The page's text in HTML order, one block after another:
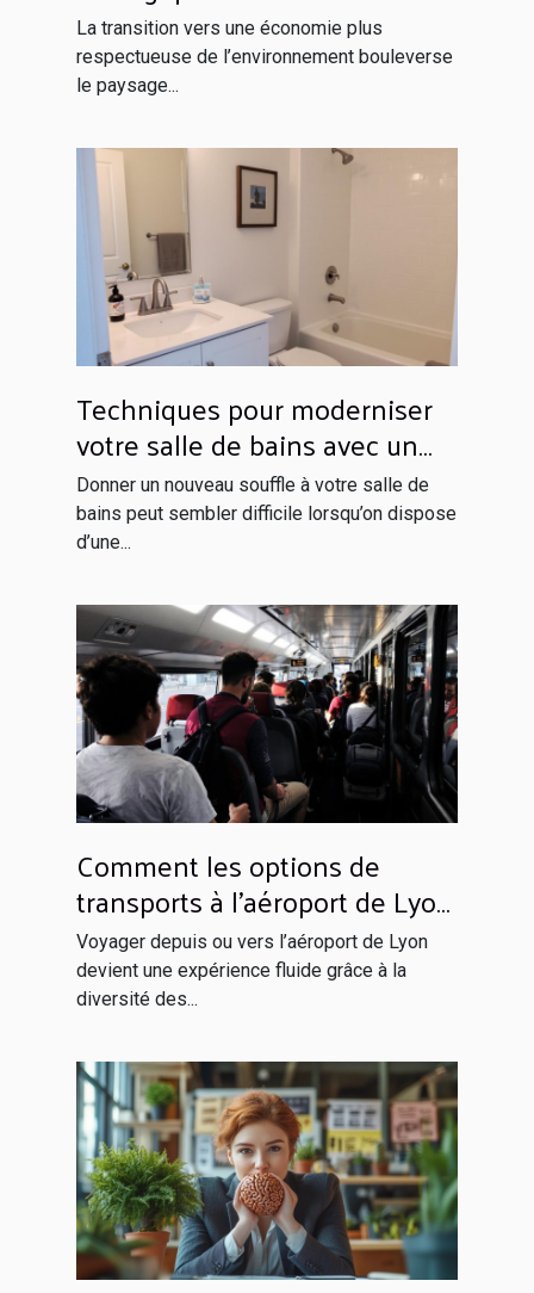
elles les industries
traditionnelles ?
La transition vers une économie plus
respectueuse de l’environnement bouleverse
le paysage...
Techniques pour moderniser
votre salle de bains avec un
budget limité
Donner un nouveau souffle à votre salle de
bains peut sembler difficile lorsqu’on dispose
d’une...
Comment les options de
transports à l’aéroport de Lyon
facilitent votre voyage ?
Voyager depuis ou vers l’aéroport de Lyon
devient une expérience fluide grâce à la
diversité des...